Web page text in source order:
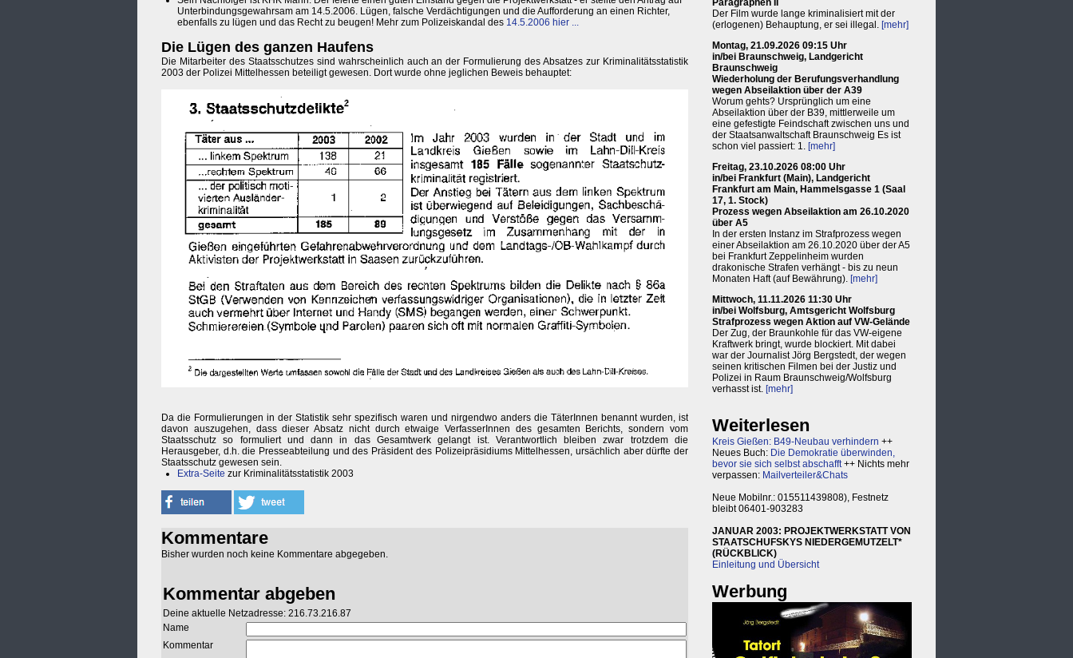
Unterbindungsgewahrsam am 14.5.2006. Lügen, falsche Verdächtigungen und die Aufforderung an einen Richter,
ebenfalls zu lügen und das Recht zu beugen! Mehr zum Polizeiskandal des 14.5.2006 hier ...
Die Lügen des ganzen Haufens
Die Mitarbeiter des Staatsschutzes sind wahrscheinlich auch an der Formulierung des Absatzes zur Kriminalitätsstatistik
2003 der Polizei Mittelhessen beteiligt gewesen. Dort wurde ohne jeglichen Beweis behauptet:
Da die Formulierungen in der Statistik sehr spezifisch waren und nirgendwo anders die TäterInnen benannt wurden, ist
davon auszugehen, dass dieser Absatz nicht durch etwaige VerfasserInnen des gesamten Berichts, sondern vom
Staatsschutz so formuliert und dann in das Gesamtwerk gelangt ist. Verantwortlich bleiben zwar trotzdem die
Herausgeber, d.h. die Presseabteilung und des Präsident des Polizeipräsidiums Mittelhessen, ursächlich aber dürfte der
Staatsschutz gewesen sein.
Extra-Seite zur Kriminalitätsstatistik 2003
Kommentare
Bisher wurden noch keine Kommentare abgegeben.
Kommentar abgeben
Deine aktuelle Netzadresse: 216.73.216.87
Name
Kommentar
Paragraphen II
Der Film wurde lange kriminalisiert mit der
(erlogenen) Behauptung, er sei illegal. [mehr]
Montag, 21.09.2026 09:15 Uhr
in/bei Braunschweig, Landgericht
Braunschweig
Wiederholung der Berufungsverhandlung
wegen Abseilaktion über der A39
Worum gehts? Ursprünglich um eine
Abseilaktion über der B39, mittlerweile um
eine gefestigte Feindschaft zwischen uns und
der Staatsanwaltschaft Braunschweig Es ist
schon viel passiert: 1. [mehr]
Freitag, 23.10.2026 08:00 Uhr
in/bei Frankfurt (Main), Landgericht
Frankfurt am Main, Hammelsgasse 1 (Saal
17, 1. Stock)
Prozess wegen Abseilaktion am 26.10.2020
über A5
In der ersten Instanz im Strafprozess wegen
einer Abseilaktion am 26.10.2020 über der A5
bei Frankfurt Zeppelinheim wurden
drakonische Strafen verhängt - bis zu neun
Monaten Haft (auf Bewährung). [mehr]
Mittwoch, 11.11.2026 11:30 Uhr
in/bei Wolfsburg, Amtsgericht Wolfsburg
Strafprozess wegen Aktion auf VW-Gelände
Der Zug, der Braunkohle für das VW-eigene
Kraftwerk bringt, wurde blockiert. Mit dabei
war der Journalist Jörg Bergstedt, der wegen
seinen kritischen Filmen bei der Justiz und
Polizei in Raum Braunschweig/Wolfsburg
verhasst ist. [mehr]
Weiterlesen
Kreis Gießen: B49-Neubau verhindern ++
Neues Buch: Die Demokratie überwinden,
bevor sie sich selbst abschafft++ Nichts mehr
verpassen: Mailverteiler&Chats
Neue Mobilnr.: 015511439808), Festnetz
bleibt 06401-903283
JANUAR 2003: PROJEKTWERKSTATT VON
STAATSCHUFSKYS NIEDERGEMUTZELT*
(RÜCKBLICK)
Einleitung und Übersicht
Werbung